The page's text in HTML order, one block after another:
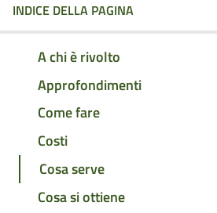
INDICE DELLA PAGINA
A chi è rivolto
Approfondimenti
Come fare
Costi
Cosa serve
Cosa si ottiene